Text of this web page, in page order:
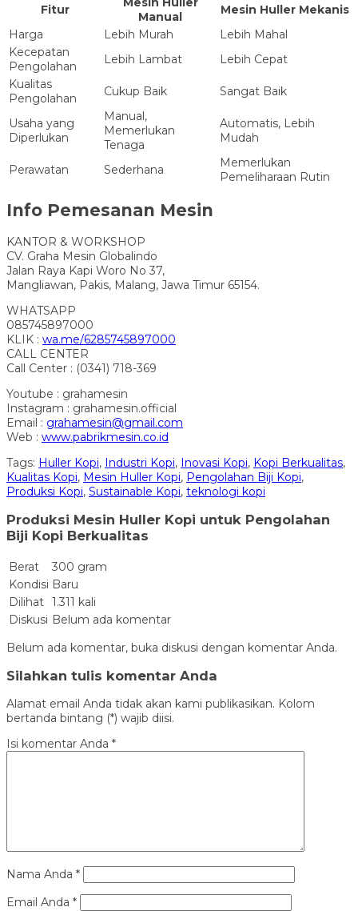
Fitur
Manual
Mesin Huller Mekanis
Harga
Lebih Murah
Lebih Mahal
Kecepatan
Pengolahan
Lebih Lambat
Lebih Cepat
Kualitas
Pengolahan
Cukup Baik Sangat Baik
Usaha yang
Diperlukan
Manual,
Memerlukan
Tenaga
Automatis, Lebih
Mudah
Perawatan Sederhana
Memerlukan
Pemeliharaan Rutin
Info Pemesanan Mesin
KANTOR & WORKSHOP
CV. Graha Mesin Globalindo
Jalan Raya Kapi Woro No 37,
Mangliawan, Pakis, Malang, Jawa Timur 65154.
WHATSAPP
085745897000
KLIK : wa.me/6285745897000
CALL CENTER
Call Center : (0341) 718-369
Youtube : grahamesin
Instagram : grahamesin.official
Email : grahamesin@gmail.com
Web : www.pabrikmesin.co.id
Tags: Huller Kopi, Industri Kopi, Inovasi Kopi, Kopi Berkualitas,
Kualitas Kopi, Mesin Huller Kopi, Pengolahan Biji Kopi,
Produksi Kopi, Sustainable Kopi, teknologi kopi
Produksi Mesin Huller Kopi untuk Pengolahan
Biji Kopi Berkualitas
Berat
300 gram
Kondisi Baru
Dilihat 1.311 kali
Diskusi Belum ada komentar
Belum ada komentar, buka diskusi dengan komentar Anda.
Silahkan tulis komentar Anda
Alamat email Anda tidak akan kami publikasikan. Kolom
bertanda bintang (*) wajib diisi.
Isi komentar Anda *
Nama Anda *
Email Anda *